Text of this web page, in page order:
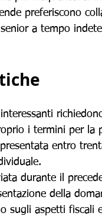
preferiscono
a tempo
i termini per la
entro
durante il
della
sugli aspetti fiscali